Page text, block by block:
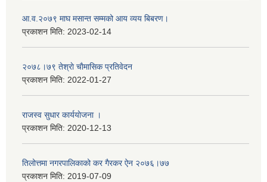
आ.व.२०७९ माघ मसान्त सम्मको आय व्यय बिबरण।
प्रकाशन मिति: 2023-02-14
२०७८।७९ तेश्राे चाैमासिक प्रतिवेदन
प्रकाशन मिति: 2022-01-27
राजस्व सुधार कार्ययाेजना ।
प्रकाशन मिति: 2020-12-13
तिलोत्तमा नगरपालिकाको कर गैरकर ऐन २०७६।७७
प्रकाशन मिति: 2019-07-09